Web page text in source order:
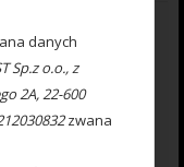
danych
Sp.z o.o., z
2A, 22-600
zwana